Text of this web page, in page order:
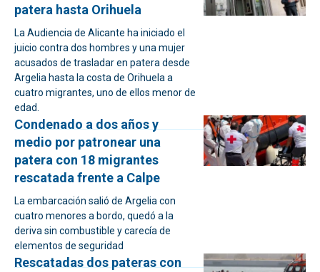
patera hasta Orihuela
La Audiencia de Alicante ha iniciado el
juicio contra dos hombres y una mujer
acusados de trasladar en patera desde
Argelia hasta la costa de Orihuela a
cuatro migrantes, uno de ellos menor de
edad.
Condenado a dos años y
medio por patronear una
patera con 18 migrantes
rescatada frente a Calpe
La embarcación salió de Argelia con
cuatro menores a bordo, quedó a la
deriva sin combustible y carecía de
elementos de seguridad
Rescatadas dos pateras con